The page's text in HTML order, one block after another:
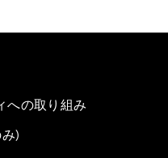
への取り組み
)